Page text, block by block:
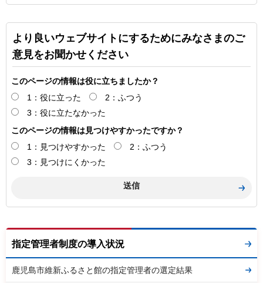
より良いウェブサイトにするためにみなさまのご
意見をお聞かせください
このページの情報は役に立ちましたか？
1：役に立った
2：ふつう
3：役に立たなかった
このページの情報は見つけやすかったですか？
1：見つけやすかった
2：ふつう
3：見つけにくかった
指定管理者制度の導入状況
鹿児島市維新ふるさと館の指定管理者の選定結果